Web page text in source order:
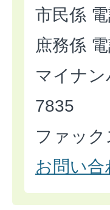
市民係
庶務係
マイナ
7835
ファッ
お問い合